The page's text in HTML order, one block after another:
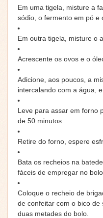
Em uma tigela, misture a
sódio, o fermento em pó e
Em outra tigela, misture o
Acrescente os ovos e o
Adicione, aos poucos, a
intercalando com a água, e
Leve para assar em forno
de 50 minutos.
Retire do forno, espere
Bata os recheios na
fáceis de empregar no bolo.
Coloque o recheio de
de confeitar com o bico
duas metades do bolo.